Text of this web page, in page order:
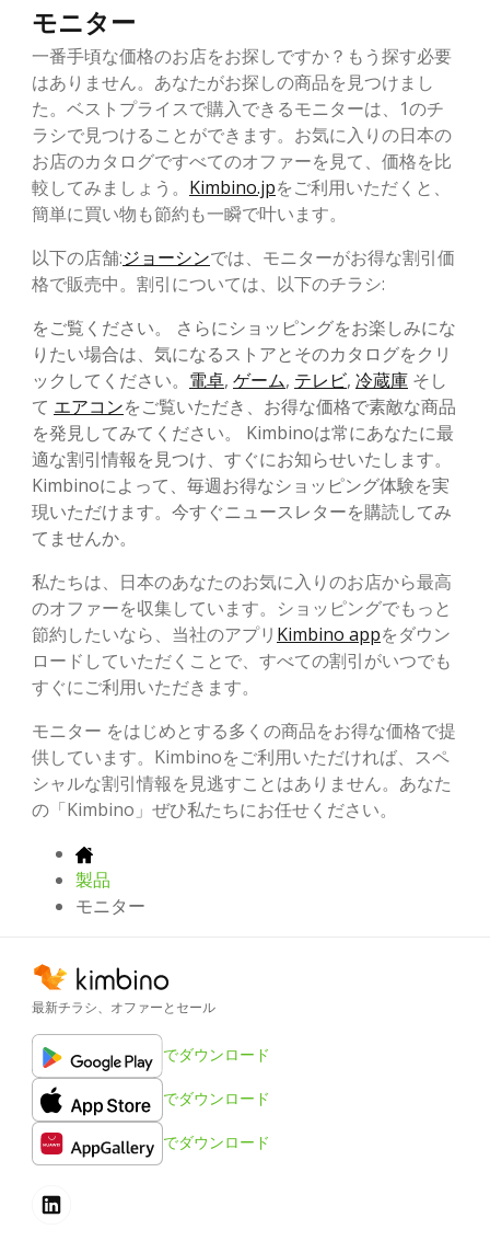
モニター
一番手頃な価格のお店をお探しですか？もう探す必要
はありません。あなたがお探しの商品を見つけまし
た。ベストプライスで購入できるモニターは、1のチ
ラシで見つけることができます。お気に入りの日本の
お店のカタログですべてのオファーを見て、価格を比
較してみましょう。 Kimbino.jpをご利用いただくと、
簡単に買い物も節約も一瞬で叶います。
以下の店舗:ジョーシンでは、モニターがお得な割引価
格で販売中。割引については、以下のチラシ:
をご覧ください。 さらにショッピングをお楽しみにな
りたい場合は、気になるストアとそのカタログをクリ
ックしてください。 電卓, ゲーム, テレビ, 冷蔵庫 そし
て エアコンをご覧いただき、お得な価格で素敵な商品
を発見してみてください。 Kimbinoは常にあなたに最
適な割引情報を見つけ、すぐにお知らせいたします。
Kimbinoによって、毎週お得なショッピング体験を実
現いただけます。今すぐニュースレターを購読してみ
てませんか。
私たちは、日本のあなたのお気に入りのお店から最高
のオファーを収集しています。ショッピングでもっと
節約したいなら、当社のアプリ Kimbino appをダウン
ロードしていただくことで、すべての割引がいつでも
すぐにご利用いただきます。
モニター をはじめとする多くの商品をお得な価格で提
供しています。Kimbinoをご利用いただければ、スペ
シャルな割引情報を見逃すことはありません。あなた
の「Kimbino」ぜひ私たちにお任せください。
製品
モニター
最新チラシ、オファーとセール
でダウンロード
でダウンロード
でダウンロード